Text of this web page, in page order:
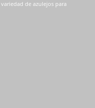
de azulejos para